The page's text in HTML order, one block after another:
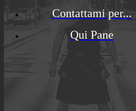
Contattami per...
Qui Pane